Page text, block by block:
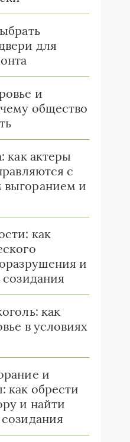
для
и
общество
как актеры
с
и
как
и
созидания
как
в условиях
и
как обрести
и найти